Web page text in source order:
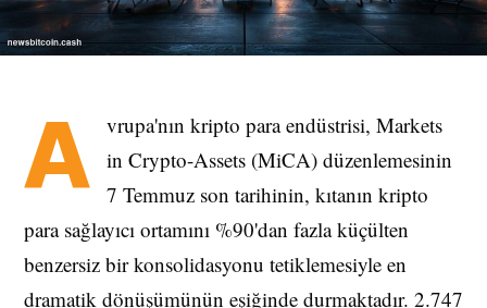
A vrupa'nın kripto para endüstrisi, Markets
in Crypto-Assets (MiCA) düzenlemesinin
7 Temmuz son tarihinin, kıtanın kripto
para sağlayıcı ortamını %90'dan fazla küçülten
benzersiz bir konsolidasyonu tetiklemesiyle en
dramatik dönüşümünün eşiğinde durmaktadır. 2.747